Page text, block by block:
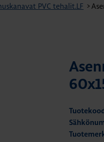
PVC tehalit.LF >